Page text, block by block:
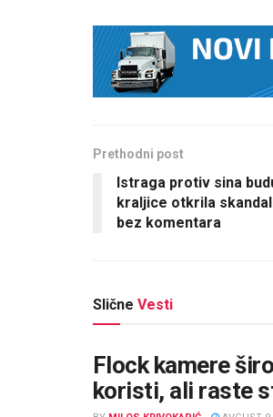
Prethodni post
Istraga protiv sina
kraljice otkrila
bez komentara
Slične Vesti
Flock kamere
koristi, ali raste